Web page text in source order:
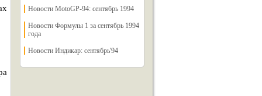
Новости MotoGP-94: сентябрь 1994
Новости Формулы 1 за сентябрь 1994
года
Новости Индикар: сентябрь'94